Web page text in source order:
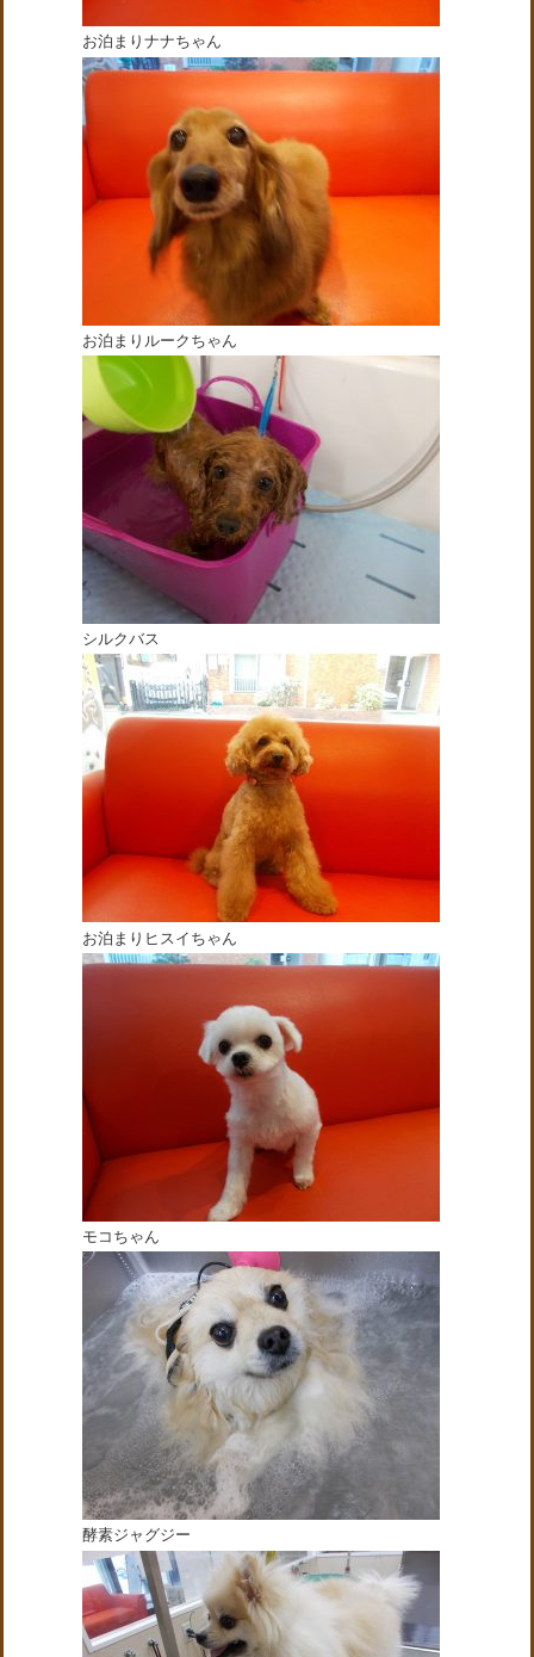
お泊まりナナちゃん
お泊まりルークちゃん
シルクバス
お泊まりヒスイちゃん
モコちゃん
酵素ジャグジー